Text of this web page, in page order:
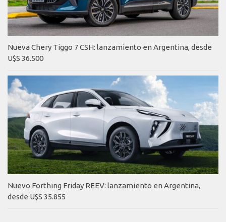
Nueva Chery Tiggo 7 CSH: lanzamiento en Argentina, desde
U$S 36.500
Nuevo Forthing Friday REEV: lanzamiento en Argentina,
desde U$S 35.855